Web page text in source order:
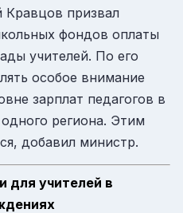
призвал
фондов оплаты
учителей. По его
особое внимание
зарплат педагогов в
региона. Этим
добавил министр.
для учителей в